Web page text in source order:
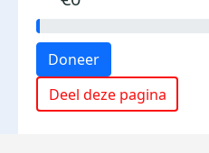
Doneer
Deel deze pagina